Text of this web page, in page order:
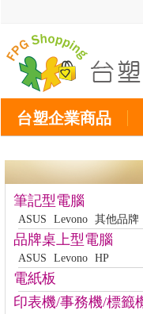
台塑企業商品
筆記型電腦
ASUS Levono 其他品牌
品牌桌上型電腦
ASUS Levono HP
電紙板
印表機/事務機/標籤